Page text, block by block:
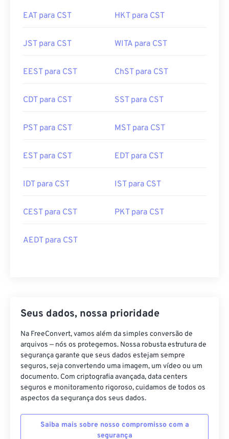
EAT para CST HKT para CST
JST para CST WITA para CST
EEST para CST ChST para CST
CDT para CST SST para CST
PST para CST MST para CST
EST para CST EDT para CST
IDT para CST IST para CST
CEST para CST PKT para CST
AEDT para CST
Seus dados, nossa prioridade
Na FreeConvert, vamos além da simples conversão de
arquivos — nós os protegemos. Nossa robusta estrutura de
segurança garante que seus dados estejam sempre
seguros, seja convertendo uma imagem, um vídeo ou um
documento. Com criptografia avançada, data centers
seguros e monitoramento rigoroso, cuidamos de todos os
aspectos da segurança dos seus dados.
Saiba mais sobre nosso compromisso com a
segurança